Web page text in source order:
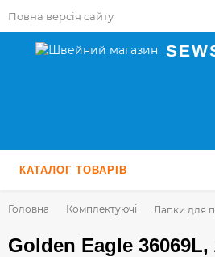
Повна версія сайту
КАТАЛОГ ТОВАРІВ
Головна Комплектуючі Лапки для
Golden Eagle 36069L,